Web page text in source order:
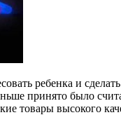
ребенка и
принято было
товары высокого